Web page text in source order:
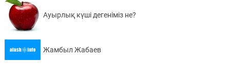
Ауырлық күші дегеніміз не?
Жамбыл Жабаев